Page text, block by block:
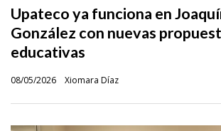
Upateco ya funciona en
González con nuevas
educativas
Xiomara Díaz
08/05/2026